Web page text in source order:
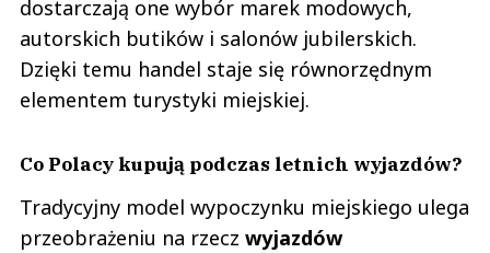
dostarczają one wybór marek modowych,
autorskich butików i salonów jubilerskich.
Dzięki temu handel staje się równorzędnym
elementem turystyki miejskiej.
Co Polacy kupują podczas letnich wyjazdów?
Tradycyjny model wypoczynku miejskiego ulega
przeobrażeniu na rzecz wyjazdów